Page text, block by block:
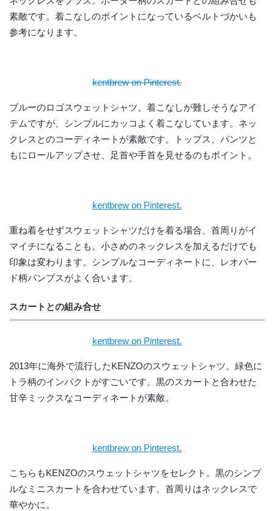
素敵です。着こなしのポイントになっているベルトづかいも
参考になります。
kentbrew on Pinterest.
ブルーのロゴスウェットシャツ。着こなしが難しそうなアイ
テムですが、シンプルにカッコよく着こなしています。ネッ
クレスとのコーディネートが素敵です。トップス、パンツと
もにロールアップさせ、足首や手首を見せるのもポイント。
kentbrew on Pinterest.
重ね着をせずスウェットシャツだけを着る場合、首周りがイ
マイチになることも。小さめのネックレスを加えるだけでも
印象は変わります。シンプルなコーディネートに、レオパー
ド柄パンプスがよく合います。
スカートとの組み合せ
kentbrew on Pinterest.
2013年に海外で流行したKENZOのスウェットシャツ。緑色に
トラ柄のインパクトがすごいです。黒のスカートと合わせた
甘辛ミックスなコーディネートが素敵。
kentbrew on Pinterest.
こちらもKENZOのスウェットシャツをセレクト。黒のシンプ
ルなミニスカートを合わせています。首周りはネックレスで
華やかに。